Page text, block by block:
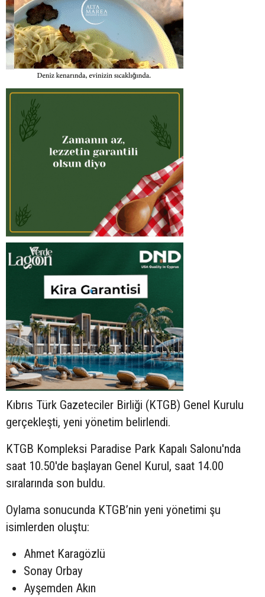
Kıbrıs Türk Gazeteciler Birliği (KTGB) Genel Kurulu
gerçekleşti, yeni yönetim belirlendi.
KTGB Kompleksi Paradise Park Kapalı Salonu'nda
saat 10.50'de başlayan Genel Kurul, saat 14.00
sıralarında son buldu.
Oylama sonucunda KTGB’nin yeni yönetimi şu
isimlerden oluştu:
Ahmet Karagözlü
Sonay Orbay
Ayşemden Akın